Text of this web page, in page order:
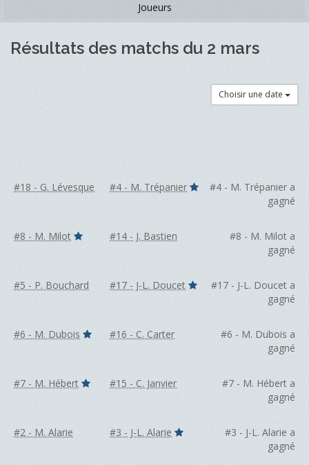
Joueurs
Résultats des matchs du 2 mars
Choisir une date
#18 - G. Lévesque #4 - M. Trépanier
#4 - M. Trépanier a
gagné
#8 - M. Milot #14 - J. Bastien
#8 - M. Milot a
gagné
#5 - P. Bouchard #17 - J-L. Doucet
#17 - J-L. Doucet a
gagné
#6 - M. Dubois #16 - C. Carter
#6 - M. Dubois a
gagné
#7 - M. Hébert #15 - C. Janvier
#7 - M. Hébert a
gagné
#2 - M. Alarie #3 - J-L. Alarie
#3 - J-L. Alarie a
gagné